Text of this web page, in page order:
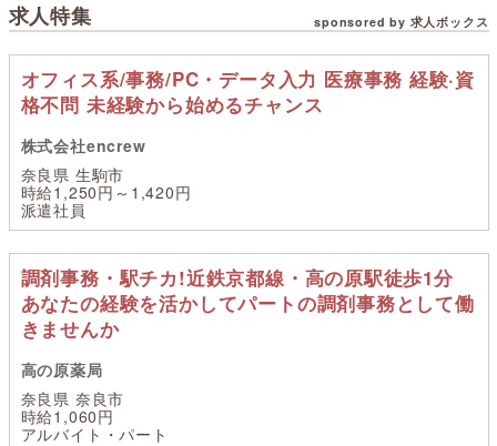
求人特集 sponsored by 求人ボックス
オフィス系/事務/PC・データ入力 医療事務 経験·資
格不問 未経験から始めるチャンス
株式会社encrew
奈良県 生駒市
時給1,250円～1,420円
派遣社員
調剤事務・駅チカ!近鉄京都線・高の原駅徒歩1分
あなたの経験を活かしてパートの調剤事務として働
きませんか
高の原薬局
奈良県 奈良市
時給1,060円
アルバイト・パート